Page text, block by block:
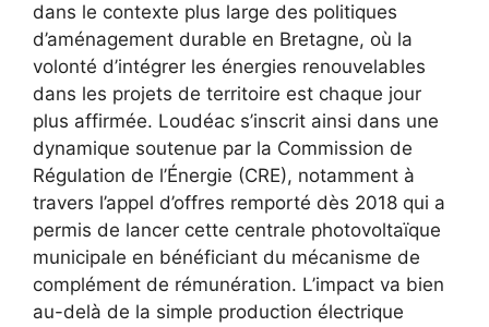
dans le contexte plus large des politiques
d’aménagement durable en Bretagne, où la
volonté d’intégrer les énergies renouvelables
dans les projets de territoire est chaque jour
plus affirmée. Loudéac s’inscrit ainsi dans une
dynamique soutenue par la Commission de
Régulation de l’Énergie (CRE), notamment à
travers l’appel d’offres remporté dès 2018 qui a
permis de lancer cette centrale photovoltaïque
municipale en bénéficiant du mécanisme de
complément de rémunération. L’impact va bien
au-delà de la simple production électrique